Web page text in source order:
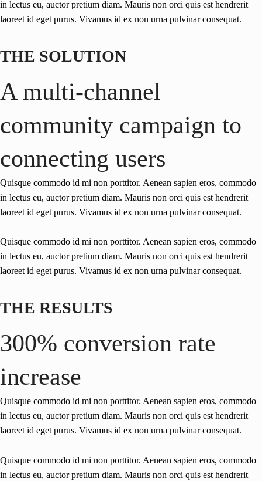
in lectus eu, auctor pretium diam. Mauris non orci quis est hendrerit
laoreet id eget purus. Vivamus id ex non urna pulvinar consequat.
THE SOLUTION
A multi-channel
community campaign to
connecting users
Quisque commodo id mi non porttitor. Aenean sapien eros, commodo
in lectus eu, auctor pretium diam. Mauris non orci quis est hendrerit
laoreet id eget purus. Vivamus id ex non urna pulvinar consequat.
Quisque commodo id mi non porttitor. Aenean sapien eros, commodo
in lectus eu, auctor pretium diam. Mauris non orci quis est hendrerit
laoreet id eget purus. Vivamus id ex non urna pulvinar consequat.
THE RESULTS
300% conversion rate
increase
Quisque commodo id mi non porttitor. Aenean sapien eros, commodo
in lectus eu, auctor pretium diam. Mauris non orci quis est hendrerit
laoreet id eget purus. Vivamus id ex non urna pulvinar consequat.
Quisque commodo id mi non porttitor. Aenean sapien eros, commodo
in lectus eu, auctor pretium diam. Mauris non orci quis est hendrerit